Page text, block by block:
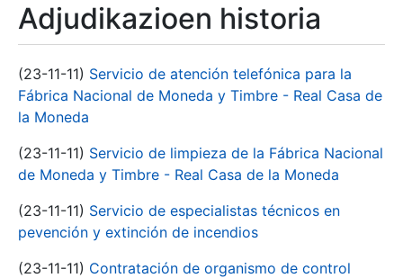
Adjudikazioen historia
(23-11-11) Servicio de atención telefónica para la
Fábrica Nacional de Moneda y Timbre - Real Casa de
la Moneda
(23-11-11) Servicio de limpieza de la Fábrica Nacional
de Moneda y Timbre - Real Casa de la Moneda
(23-11-11) Servicio de especialistas técnicos en
pevención y extinción de incendios
(23-11-11) Contratación de organismo de control